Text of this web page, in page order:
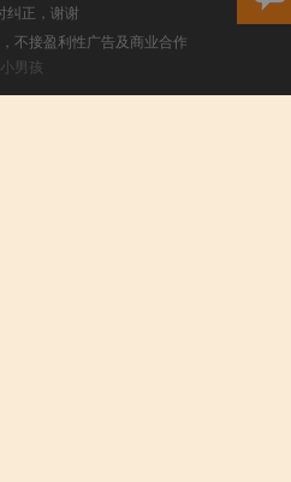
纠正，谢谢
不接盈利性广告及商业合作
小男孩